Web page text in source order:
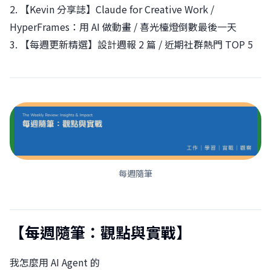
2. 【Kevin 分享誌】Claude for Creative Work /
HyperFrames：用 AI 做動畫 / 喜光檯燈倒數最後一天
3. 【每週更新精選】設計週報 2 篇 / 近期社群熱門 TOP 5
每週隨筆
【每週隨筆：觀點與實戰】
我怎麼用 AI Agent 的